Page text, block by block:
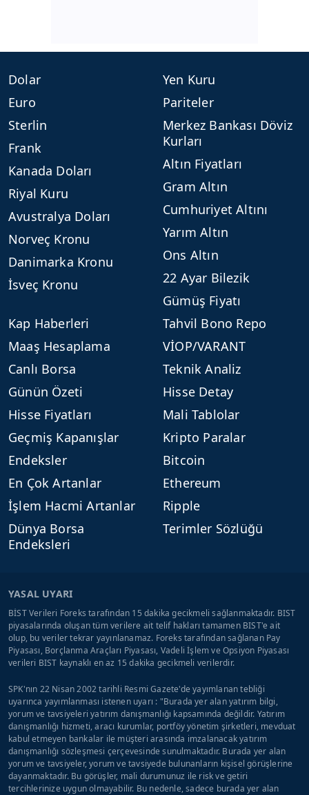
Dolar
Euro
Sterlin
Frank
Kanada Doları
Riyal Kuru
Avustralya Doları
Norveç Kronu
Danimarka Kronu
İsveç Kronu
Yen Kuru
Pariteler
Merkez Bankası Döviz
Kurları
Altın Fiyatları
Gram Altın
Cumhuriyet Altını
Yarım Altın
Ons Altın
22 Ayar Bilezik
Gümüş Fiyatı
Kap Haberleri
Maaş Hesaplama
Canlı Borsa
Günün Özeti
Hisse Fiyatları
Geçmiş Kapanışlar
Endeksler
En Çok Artanlar
İşlem Hacmi Artanlar
Dünya Borsa
Endeksleri
Tahvil Bono Repo
VİOP/VARANT
Teknik Analiz
Hisse Detay
Mali Tablolar
Kripto Paralar
Bitcoin
Ethereum
Ripple
Terimler Sözlüğü
YASAL UYARI
BİST Verileri Foreks tarafından 15 dakika gecikmeli sağlanmaktadır. BIST
piyasalarında oluşan tüm verilere ait telif hakları tamamen BIST'e ait
olup, bu veriler tekrar yayınlanamaz. Foreks tarafından sağlanan Pay
Piyasası, Borçlanma Araçları Piyasası, Vadeli İşlem ve Opsiyon Piyasası
verileri BIST kaynaklı en az 15 dakika gecikmeli verilerdir.
SPK'nın 22 Nisan 2002 tarihli Resmi Gazete'de yayımlanan tebliği
uyarınca yayımlanması istenen uyarı : "Burada yer alan yatırım bilgi,
yorum ve tavsiyeleri yatırım danışmanlığı kapsamında değildir. Yatırım
danışmanlığı hizmeti, aracı kurumlar, portföy yönetim şirketleri, mevduat
kabul etmeyen bankalar ile müşteri arasında imzalanacak yatırım
danışmanlığı sözleşmesi çerçevesinde sunulmaktadır. Burada yer alan
yorum ve tavsiyeler, yorum ve tavsiyede bulunanların kişisel görüşlerine
dayanmaktadır. Bu görüşler, mali durumunuz ile risk ve getiri
tercihlerinize uygun olmayabilir. Bu nedenle, sadece burada yer alan